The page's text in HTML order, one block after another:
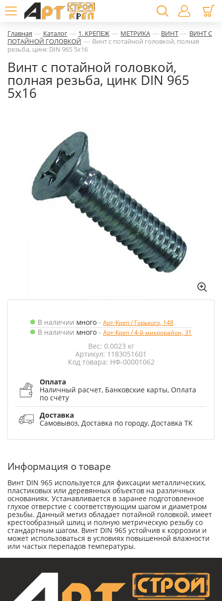
Главная — Каталог — 1. КРЕПЕЖ — МЕТРИКА — ВИНТ — ВИНТ С
ПОТАЙНОЙ ГОЛОВКОЙ — Винт с потайной головкой, полная
резьба, цинк DIN 965 5х16
Винт с потайной головкой,
полная резьба, цинк DIN 965
5х16
В наличии много - Арт-Креп / Горького, 148
В наличии много - Арт-Креп / 4-й микрорайон, 31
Вес: 0.0023 кг
Артикул: 1183051601
Код товара: НФ-00001062
Оплата
Наличный расчет, Банковские карты, Оплата
по счёту
Доставка
Самовывоз, Доставка по городу, Доставка ТК
Информация о товаре
Винт DIN 965 используется для фиксации металлических,
пластиковых или деревянных объектов на различных
основаниях. Устанавливается в заранее подготовленное
глухое отверстие с соответствующим шагом и диаметром
резьбы. Данный метиз обладает потайной головкой, имеет
крестообразный шлиц и полную метрическую резьбу со
стандартным шагом. Винт DIN 965 устойчив к коррозии и
может использоваться в условиях повышенной влажности
или частых перепадов температуры.